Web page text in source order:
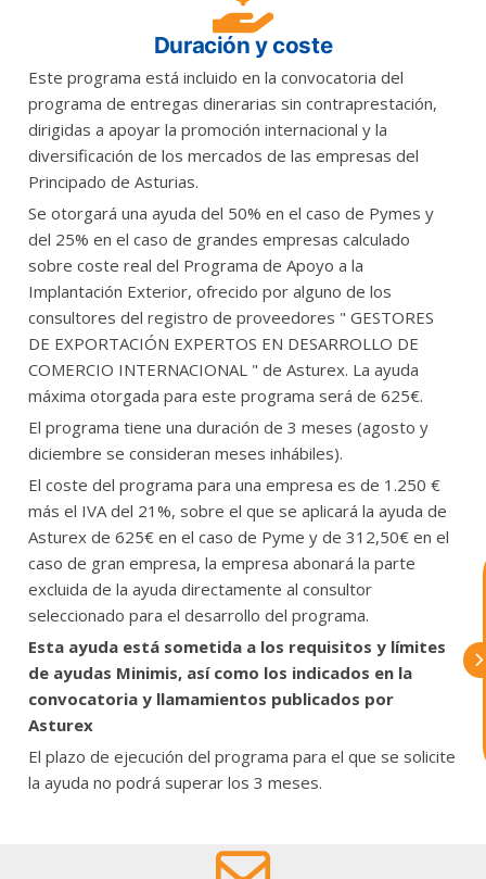
Duración y coste
Este programa está incluido en la convocatoria del
programa de entregas dinerarias sin contraprestación,
dirigidas a apoyar la promoción internacional y la
diversificación de los mercados de las empresas del
Principado de Asturias.
Se otorgará una ayuda del 50% en el caso de Pymes y
del 25% en el caso de grandes empresas calculado
sobre coste real del Programa de Apoyo a la
Implantación Exterior, ofrecido por alguno de los
consultores del registro de proveedores " GESTORES
DE EXPORTACIÓN EXPERTOS EN DESARROLLO DE
COMERCIO INTERNACIONAL " de Asturex. La ayuda
máxima otorgada para este programa será de 625€.
El programa tiene una duración de 3 meses (agosto y
diciembre se consideran meses inhábiles).
El coste del programa para una empresa es de 1.250 €
más el IVA del 21%, sobre el que se aplicará la ayuda de
Asturex de 625€ en el caso de Pyme y de 312,50€ en el
caso de gran empresa, la empresa abonará la parte
excluida de la ayuda directamente al consultor
seleccionado para el desarrollo del programa.
Esta ayuda está sometida a los requisitos y límites
de ayudas Minimis, así como los indicados en la
convocatoria y llamamientos publicados por
Asturex
El plazo de ejecución del programa para el que se solicite
la ayuda no podrá superar los 3 meses.
astu
exportar importa
¡Hola, soy Astu
Estoy aquí para
ayudarte con la internacionalización de
tu empresa e informarte sobre los
eventos y actividades que lleva a cabo
Asturex.
Al continuar con la Conversación,
aceptas nuestrapolítica de privacidad